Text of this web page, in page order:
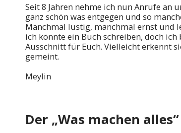
Seit 8 Jahren nehme ich nun Anrufe an
ganz schön was entgegen und so
Manchmal lustig, manchmal ernst und
ich könnte ein Buch schreiben, doch
Ausschnitt für Euch. Vielleicht erkennt
gemeint.
Meylin
Der „Was machen